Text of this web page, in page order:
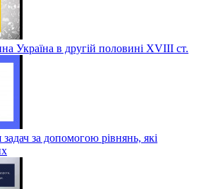
Україна в другій половині ХVІІІ ст.
за допомогою рівнянь, які